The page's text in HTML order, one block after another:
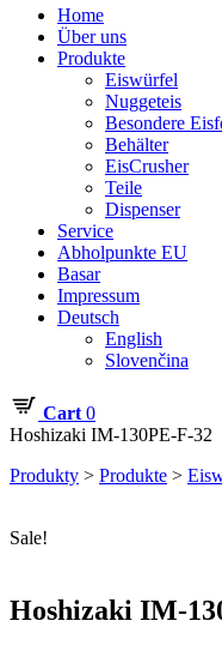
Home
Über uns
Produkte
Eiswürfel
Nuggeteis
Besondere
Behälter
EisCrusher
Teile
Dispenser
Service
Abholpunkte EU
Basar
Impressum
Deutsch
English
Slovenčina
Cart 0
Hoshizaki IM-130PE-F-32
Produkty > Produkte >
Sale!
Hoshizaki IM-